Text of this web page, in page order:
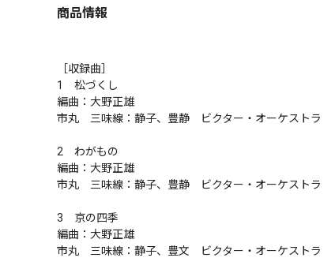
商品情報
［収録曲］
1　松づくし
編曲：大野正雄
市丸　三味線：静子、豊静　ビクター・オーケストラ
2　わがもの
編曲：大野正雄
市丸　三味線：静子、豊静　ビクター・オーケストラ
3　京の四季
編曲：大野正雄
市丸　三味線：静子、豊文　ビクター・オーケストラ